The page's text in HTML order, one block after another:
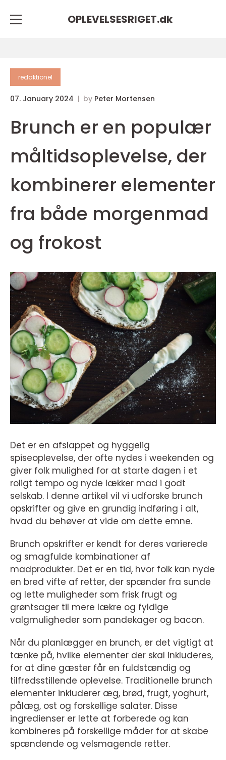
OPLEVELSESRIGET.dk
redaktionel
07. January 2024 by Peter Mortensen
Brunch er en populær
måltidsoplevelse, der
kombinerer elementer
fra både morgenmad
og frokost
Det er en afslappet og hyggelig
spiseoplevelse, der ofte nydes i weekenden og
giver folk mulighed for at starte dagen i et
roligt tempo og nyde lækker mad i godt
selskab. I denne artikel vil vi udforske brunch
opskrifter og give en grundig indføring i alt,
hvad du behøver at vide om dette emne.
Brunch opskrifter er kendt for deres varierede
og smagfulde kombinationer af
madprodukter. Det er en tid, hvor folk kan nyde
en bred vifte af retter, der spænder fra sunde
og lette muligheder som frisk frugt og
grøntsager til mere lækre og fyldige
valgmuligheder som pandekager og bacon.
Når du planlægger en brunch, er det vigtigt at
tænke på, hvilke elementer der skal inkluderes,
for at dine gæster får en fuldstændig og
tilfredsstillende oplevelse. Traditionelle brunch
elementer inkluderer æg, brød, frugt, yoghurt,
pålæg, ost og forskellige salater. Disse
ingredienser er lette at forberede og kan
kombineres på forskellige måder for at skabe
spændende og velsmagende retter.